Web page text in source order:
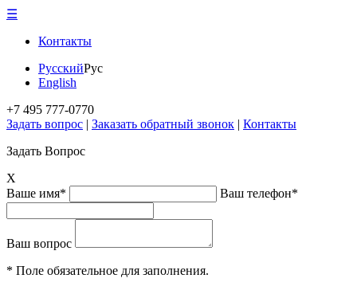
☰
Контакты
РусскийРус
English
+7 495 777-0770
Задать вопрос | Заказать обратный звонок | Контакты
Задать Вопрос
X
Ваше имя*
Ваш телефон*
Ваш вопрос
* Поле обязательное для заполнения.